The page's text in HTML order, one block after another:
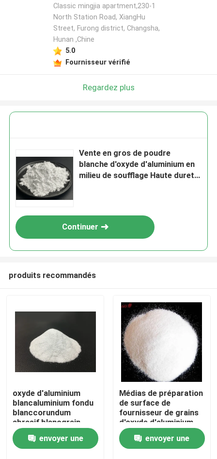
Aperçu
Produits
Classic mingjia apartment,230-1
North Station Road, XiangHu
Street, Furong district, Changsha,
Hunan ,Chine
5.0
Fournisseur vérifié
Regardez plus
Vente en gros de poudre
blanche d'oxyde d'aluminium en
milieu de soufflage Haute dureté
Continuer
produits recommandés
oxyde d'aluminium
blancaluminium fondu
blanccorundum
abrasif blancgrain
d'oxyde d'aluminium
envoyer une
Médias de préparation
de surface de
fournisseur de grains
d'oxyde d'aluminium
blanc
envoyer une